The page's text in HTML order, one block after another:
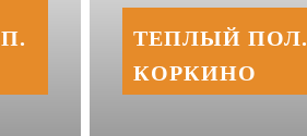
ТЕПЛЫЙ ПОЛ.
КОРКИНО